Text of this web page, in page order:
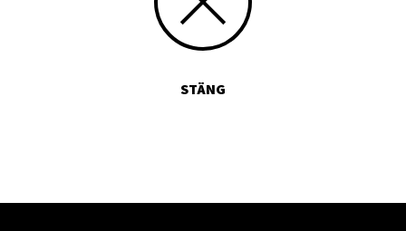
STÄNG